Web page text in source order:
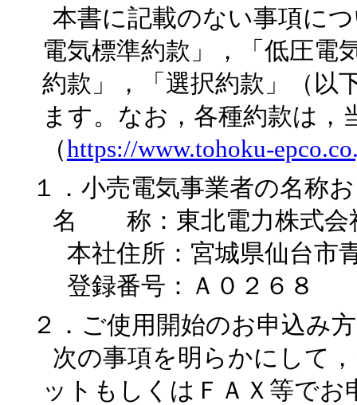
本書に記載のない事項に
電気標準約款」，「低圧電
約款」，「選択約款」（以
ます。なお，各種約款は，
（https://www.tohoku-
１．小売電気事業者の名称
名 称：東北電力株式会
本社住所：宮城県仙台市
登録番号：Ａ０２６８
２．ご使用開始のお申込み
次の事項を明らかにして
ットもしくはＦＡＸ等で